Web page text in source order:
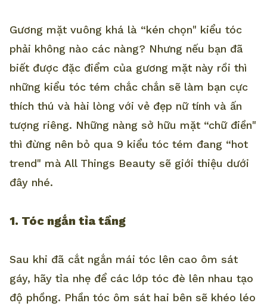
Gương mặt vuông khá là “kén chọn" kiểu tóc
phải không nào các nàng? Nhưng nếu bạn đã
biết được đặc điểm của gương mặt này rồi thì
những kiểu tóc tém chắc chắn sẽ làm bạn cực
thích thú và hài lòng với vẻ đẹp nữ tính và ấn
tượng riêng. Những nàng sở hữu mặt “chữ điền"
thì đừng nên bỏ qua 9 kiểu tóc tém đang “hot
trend" mà All Things Beauty sẽ giới thiệu dưới
đây nhé.
1. Tóc ngắn tỉa tầng
Sau khi đã cắt ngắn mái tóc lên cao ôm sát
gáy, hãy tỉa nhẹ để các lớp tóc đè lên nhau tạo
độ phồng. Phần tóc ôm sát hai bên sẽ khéo léo